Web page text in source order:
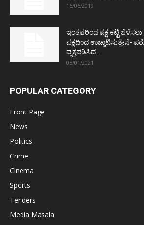
16/06/2019
ಇಂತವರಿಂದ ಪಕ್ಷ ಕಟ್ಟಿ ಬೆಳೆಸಲು
ಪಕ್ಷದಿಂದ ಉಚ್ಚಾಟಿಸುತ್ತೇನೆ-
ವ್ಯಕ್ತಪಡಿಸಿದ...
05/01/2021
POPULAR CATEGORY
Front Page
News
Politics
Crime
Cinema
Sports
Tenders
Media Masala